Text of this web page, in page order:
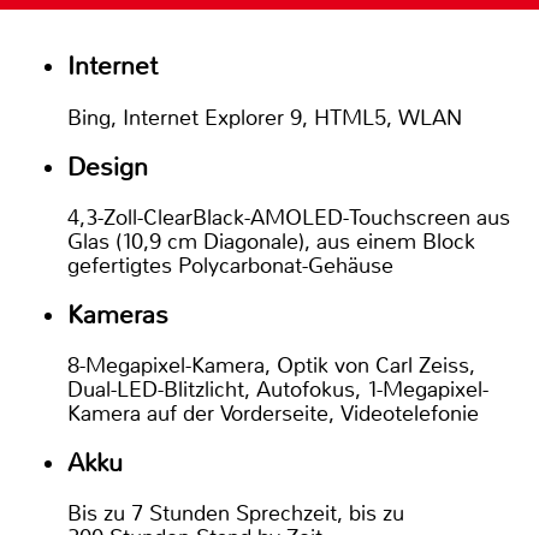
Internet
Bing, Internet Explorer 9, HTML5, WLAN
Design
4,3-Zoll-ClearBlack-AMOLED-Touchscreen aus
Glas (10,9 cm Diagonale), aus einem Block
gefertigtes Polycarbonat-Gehäuse
Kameras
8-Megapixel-Kamera, Optik von Carl Zeiss,
Dual-LED-Blitzlicht, Autofokus, 1-Megapixel-
Kamera auf der Vorderseite, Videotelefonie
Akku
Bis zu 7 Stunden Sprechzeit, bis zu